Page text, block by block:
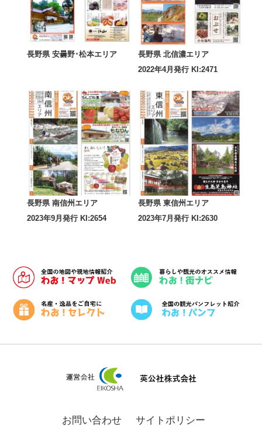
長野県 安曇野･松本エリア
長野県 北信濃エリア
2022年4月発行 KI:2471
長野県 南信州エリア
2023年9月発行 KI:2654
長野県 東信州エリア
2023年7月発行 KI:2630
お問い合わせ サイトポリシー